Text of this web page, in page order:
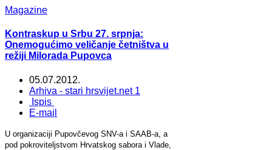
Magazine
Kontraskup u Srbu 27. srpnja:
Onemogućimo veličanje četništva u
režiji Milorada Pupovca
05.07.2012.
Arhiva - stari hrsvijet.net 1
Ispis
E-mail
U organizaciji Pupovčevog SNV-a i SAAB-a, a
pod pokroviteljstvom Hrvatskog sabora i Vlade,